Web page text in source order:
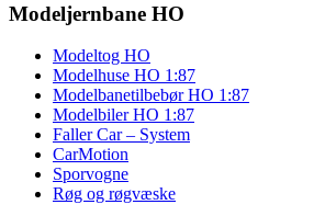
Modeljernbane HO
Modeltog HO
Modelhuse HO 1:87
Modelbanetilbebør HO 1:87
Modelbiler HO 1:87
Faller Car – System
CarMotion
Sporvogne
Røg og røgvæske